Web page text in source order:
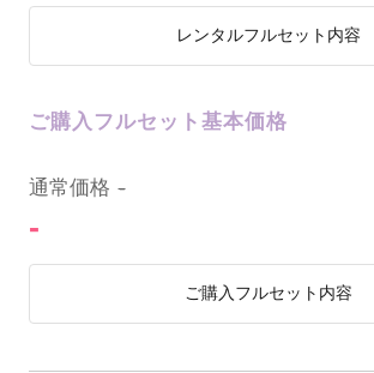
レンタルフルセット内容
ご購入フルセット基本価格
通常価格 -
-
ご購入フルセット内容